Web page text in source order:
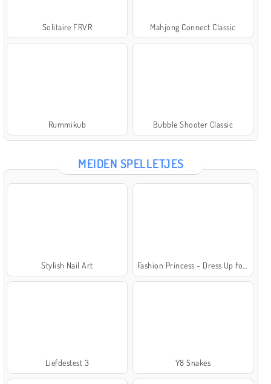
Solitaire FRVR Mahjong Connect Classic
Rummikub Bubble Shooter Classic
MEIDEN SPELLETJES
Stylish Nail Art
Liefdestest 3 Y8 Snakes